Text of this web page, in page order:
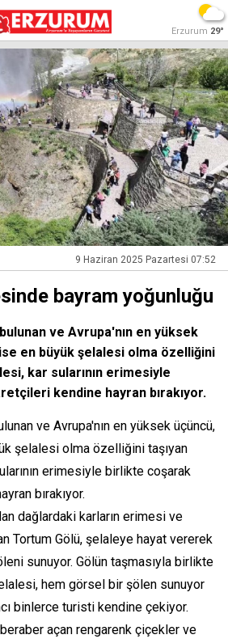
Erzurum 29°
9 Haziran 2025 Pazartesi 07:52
bayram yoğunluğu
ve Avrupa'nın en yüksek
en büyük şelalesi olma özelliğini
kar sularının erimesiyle
kendine hayran bırakıyor.
ve Avrupa'nın en yüksek üçüncü,
şelalesi olma özelliğini taşıyan
erimesiyle birlikte coşarak
bırakıyor.
dağlardaki karların erimesi ve
Tortum Gölü, şelaleye hayat vererek
sunuyor. Gölün taşmasıyla birlikte
hem görsel bir şölen sunuyor
binlerce turisti kendine çekiyor.
beraber açan rengarenk çiçekler ve